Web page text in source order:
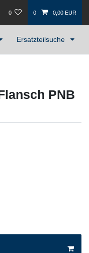
0 0 0,00 EUR
Ersatzteilsuche
PNB